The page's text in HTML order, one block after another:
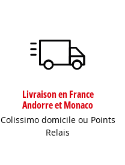
Livraison en France
Andorre et Monaco
Colissimo domicile ou Points
Relais